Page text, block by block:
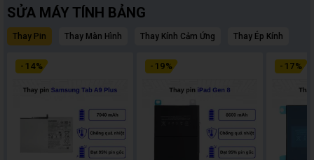
SỬA MÁY TÍNH BẢNG
Thay Pin Thay Màn Hình Thay Kính Cảm Ứng Thay Ép Kính
- 14% - 19% - 17%